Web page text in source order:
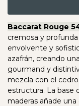
Baccarat Rouge
cremosa y
envolvente y
azafrán, creando
gourmand y
mezcla con el
estructura. La base
maderas añade